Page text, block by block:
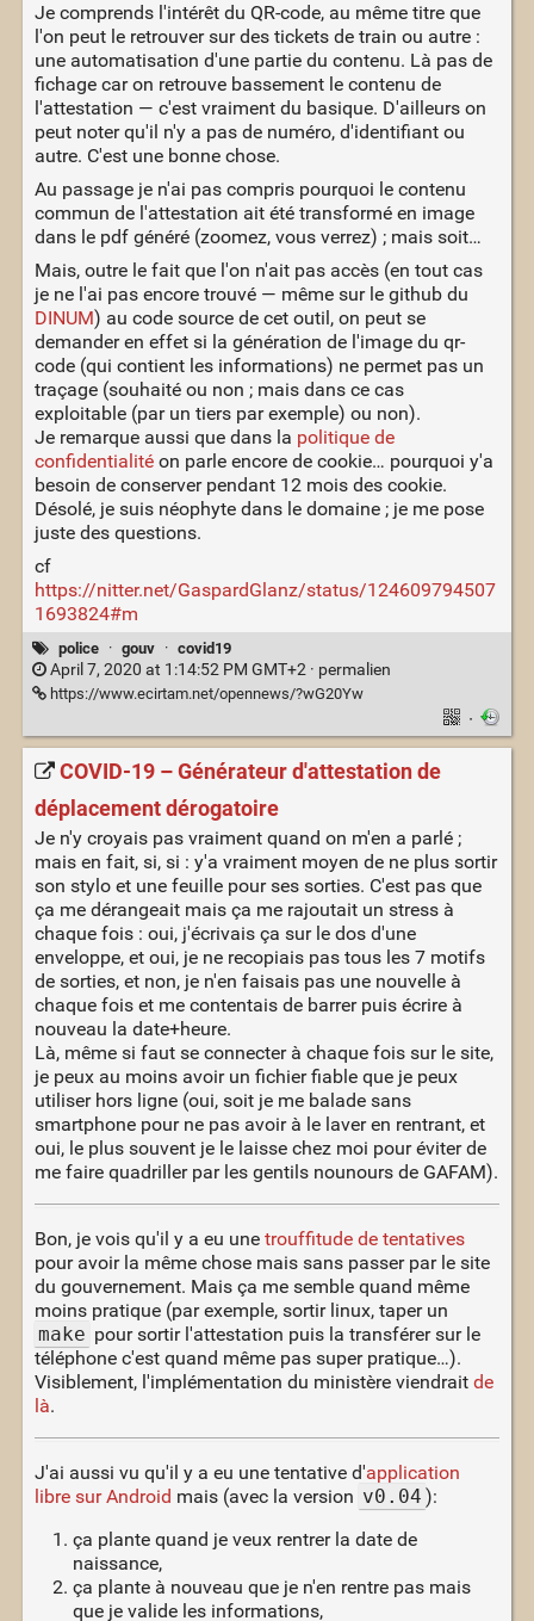
Je comprends l'intérêt du QR-code, au même titre que
l'on peut le retrouver sur des tickets de train ou autre :
une automatisation d'une partie du contenu. Là pas de
fichage car on retrouve bassement le contenu de
l'attestation — c'est vraiment du basique. D'ailleurs on
peut noter qu'il n'y a pas de numéro, d'identifiant ou
autre. C'est une bonne chose.
Au passage je n'ai pas compris pourquoi le contenu
commun de l'attestation ait été transformé en image
dans le pdf généré (zoomez, vous verrez) ; mais soit…
Mais, outre le fait que l'on n'ait pas accès (en tout cas
je ne l'ai pas encore trouvé — même sur le github du
DINUM) au code source de cet outil, on peut se
demander en effet si la génération de l'image du qr-
code (qui contient les informations) ne permet pas un
traçage (souhaité ou non ; mais dans ce cas
exploitable (par un tiers par exemple) ou non).
Je remarque aussi que dans la politique de
confidentialitéon parle encore de cookie… pourquoi y'a
besoin de conserver pendant 12 mois des cookie.
Désolé, je suis néophyte dans le domaine ; je me pose
juste des questions.
cf
https://nitter.net/GaspardGlanz/status/124609794507
1693824#m
police · gouv · covid19
April 7, 2020 at 1:14:52 PM GMT+2 · permalien
https://www.ecirtam.net/opennews/?wG20Yw
·
COVID-19 – Générateur d'attestation de
déplacement dérogatoire
Je n'y croyais pas vraiment quand on m'en a parlé ;
mais en fait, si, si : y'a vraiment moyen de ne plus sortir
son stylo et une feuille pour ses sorties. C'est pas que
ça me dérangeait mais ça me rajoutait un stress à
chaque fois : oui, j'écrivais ça sur le dos d'une
enveloppe, et oui, je ne recopiais pas tous les 7 motifs
de sorties, et non, je n'en faisais pas une nouvelle à
chaque fois et me contentais de barrer puis écrire à
nouveau la date+heure.
Là, même si faut se connecter à chaque fois sur le site,
je peux au moins avoir un fichier fiable que je peux
utiliser hors ligne (oui, soit je me balade sans
smartphone pour ne pas avoir à le laver en rentrant, et
oui, le plus souvent je le laisse chez moi pour éviter de
me faire quadriller par les gentils nounours de GAFAM).
Bon, je vois qu'il y a eu une trouffitude de tentatives
pour avoir la même chose mais sans passer par le site
du gouvernement. Mais ça me semble quand même
moins pratique (par exemple, sortir linux, taper un
make pour sortir l'attestation puis la transférer sur le
téléphone c'est quand même pas super pratique…).
Visiblement, l'implémentation du ministère viendrait de
là.
J'ai aussi vu qu'il y a eu une tentative d'application
libre sur Android mais (avec la version v0.04 ):
ça plante quand je veux rentrer la date de
naissance,
ça plante à nouveau que je n'en rentre pas mais
que je valide les informations,